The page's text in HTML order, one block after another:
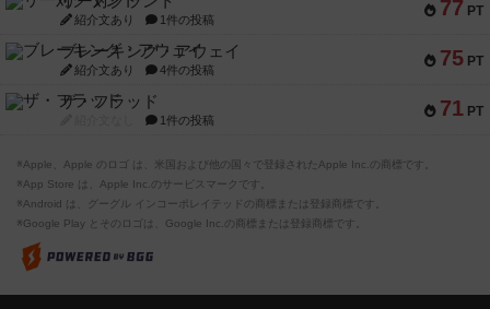
77 PT
紹介文あり 1件の投稿
75 PT
ブレーキング・アウェイ
紹介文あり 4件の投稿
71 PT
ザ・フラッド
1件の投稿
※Apple、Apple のロゴ は、米国および他の国々で登録されたApple Inc.の商標です。
※App Store は、Apple Inc.のサービスマークです。
※Android は、グーグル インコーポレイテッドの商標または登録商標です。
※Google Play とそのロゴは、Google Inc.の商標または登録商標です。